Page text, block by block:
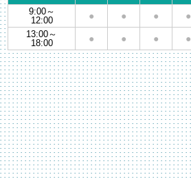
9:00～
12:00
● ● ● ●
13:00～
18:00
● ● ● ●